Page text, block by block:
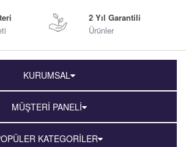
2 Yıl Garantili
Ürünler
KURUMSAL
MÜŞTERİ PANELİ
KATEGORİLER